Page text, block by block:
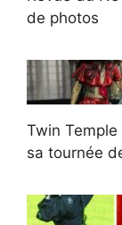
de photos
Twin
sa tournée